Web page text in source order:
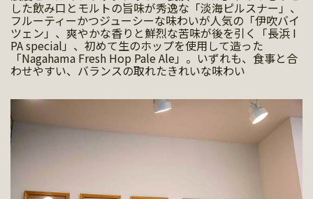
した飲み口とモルトの旨味が秀逸な「淡海ピルスナー」、
フルーティーかつジューシーな味わいが人気の「伊吹バイ
ツェン」、爽やかな香りと鮮烈な苦味が後を引く「長浜 I
PA special」、初めて生のホップを使用して造った
「Nagahama Fresh Hop Pale Ale」。いずれも、食事と合
わせやすい、バランスの取れたきれいな味わい